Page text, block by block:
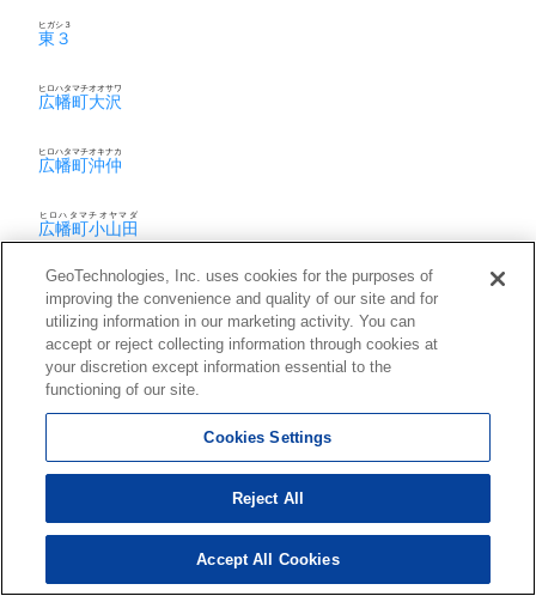
東３
ヒガシ３
広幡町大沢
ヒロハタマチオオサワ
広幡町沖仲
ヒロハタマチオキナカ
広幡町小山田
ヒロハタマチオヤマダ
広幡町上小菅
ヒロハタマチカミコスゲ
広幡町京塚
ヒロハタマチキョウヅカ
広幡町成島
広幡町成島字六月在家
GeoTechnologies, Inc. uses cookies for the purposes of
improving the convenience and quality of our site and for
utilizing information in our marketing activity. You can
accept or reject collecting information through cookies at
your discretion except information essential to the
functioning of our site.
Cookies Settings
Reject All
Accept All Cookies